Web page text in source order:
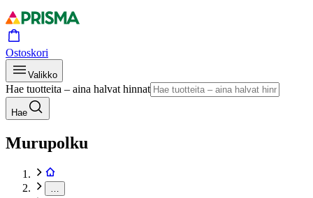
Ostoskori
Valikko
Hae tuotteita – aina halvat hinnat
Hae
Murupolku